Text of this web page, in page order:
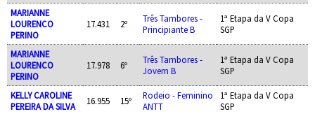
MARIANNE
LOURENCO
PERINO
17.431 2º
Três Tambores -
Principiante B
1ª Etapa da V Copa
SGP
MARIANNE
LOURENCO
PERINO
17.978 6º
Três Tambores -
Jovem B
1ª Etapa da V Copa
SGP
KELLY CAROLINE
PEREIRA DA SILVA
16.955 15º
Rodeio - Feminino
ANTT
1ª Etapa da V Copa
SGP